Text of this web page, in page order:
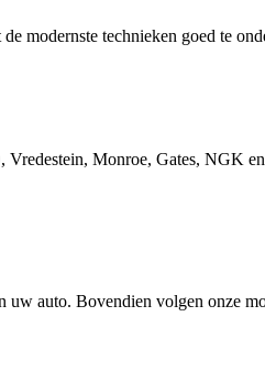
modernste technieken goed te
Monroe, Gates, NGK
auto. Bovendien volgen onze